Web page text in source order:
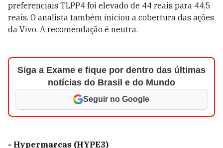
preferenciais TLPP4 foi elevado de 44 reais para 44,5
reais. O analista também iniciou a cobertura das ações
da Vivo. A recomendação é neutra.
Siga a Exame e fique por dentro das últimas
notícias do Brasil e do Mundo
Seguir no Google
- Hypermarcas (HYPE3)